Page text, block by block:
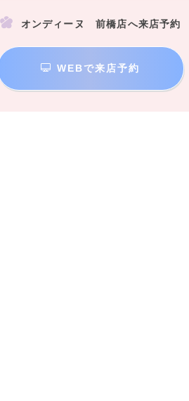
オンディーヌ 前橋店へ来店予約
WEBで来店予約